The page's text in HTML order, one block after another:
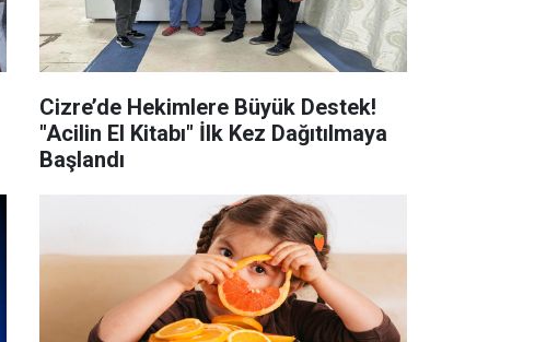
Cizre’de Hekimlere Büyük Destek!
"Acilin El Kitabı" İlk Kez Dağıtılmaya
Başlandı